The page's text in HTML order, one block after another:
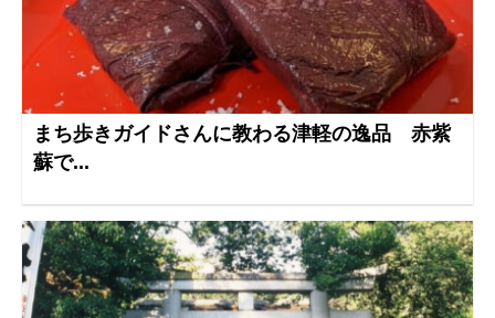
まち歩きガイドさんに教わる津軽の逸品 赤紫
蘇で...